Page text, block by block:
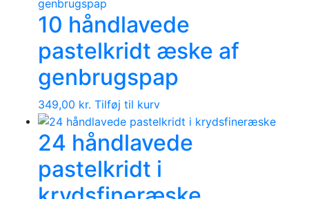
10 håndlavede
pastelkridt æske af
genbrugspap
349,00 kr. Tilføj til kurv
24 håndlavede
pastelkridt i